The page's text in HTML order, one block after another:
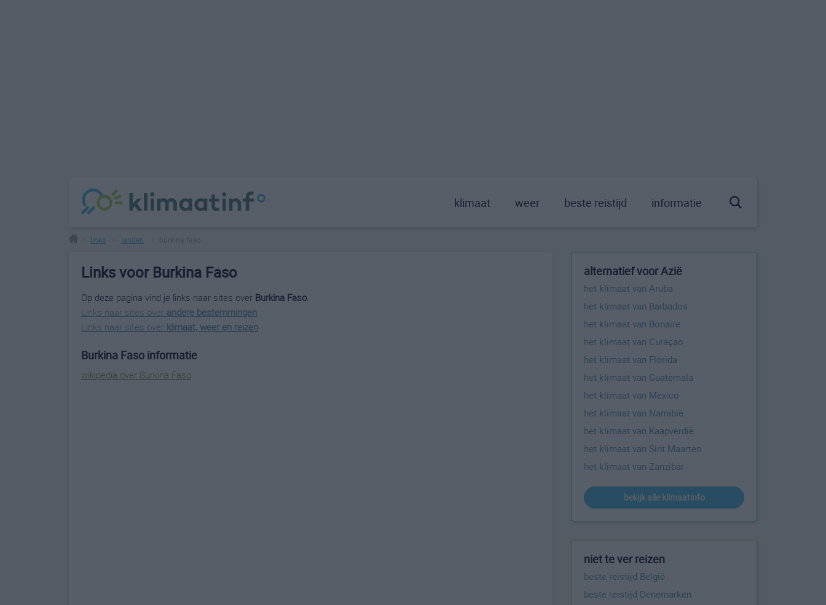
klimaat weer beste reistijd informatie
links landen
Links voor Burkina Faso
Op deze pagina vind je links naar sites over Burkina Faso.
Links naar sites over andere bestemmingen
Links naar sites over klimaat, weer en reizen
Burkina Faso informatie
wikipedia over Burkina Faso
alternatief voor Azië
het klimaat van Aruba
het klimaat van Barbados
het klimaat van Bonaire
het klimaat van Curaçao
het klimaat van Florida
het klimaat van Guatemala
het klimaat van Mexico
het klimaat van Namibië
het klimaat van Kaapverdië
het klimaat van Sint Maarten
het klimaat van Zanzibar
bekijk alle klimaatinfo
niet te ver reizen
beste reistijd België
beste reistijd Denemarken